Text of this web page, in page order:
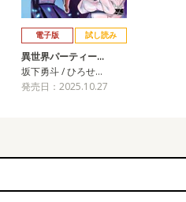
電子版 試し読み
異世界パーティー…
坂下勇斗 / ひろせ…
発売日：2025.10.27